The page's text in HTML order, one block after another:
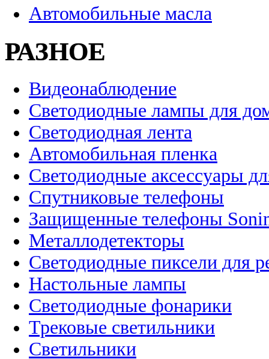
Автомобильные масла
РАЗНОЕ
Видеонаблюдение
Светодиодные лампы для
Светодиодная лента
Автомобильная пленка
Светодиодные аксессуары
Спутниковые телефоны
Защищенные телефоны
Металлодетекторы
Светодиодные пиксели для
Настольные лампы
Светодиодные фонарики
Трековые светильники
Светильники